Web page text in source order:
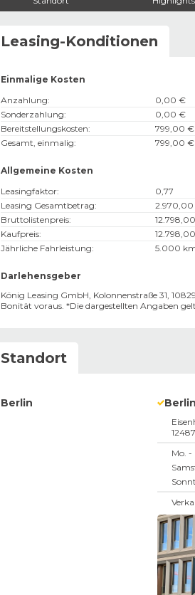
Leasing-Konditionen
Einmalige Kosten
Anzahlung:
0,00 €
Sonderzahlung:
0,00 €
Bereitstellungskosten:
799,00 €
Gesamt, einmalig: 799,00 €
Allgemeine Kosten
Leasingfaktor:
0,77
Leasing Gesamtbetrag:
Bruttolistenpreis:
Kaufpreis:
Jährliche Fahrleistung: 5.000
Darlehensgeber
König Leasing GmbH, Kolonnenstraße 31,
Bonität voraus. *Die dargestellten Angaben
Standort
Berlin
12487
Mo. -